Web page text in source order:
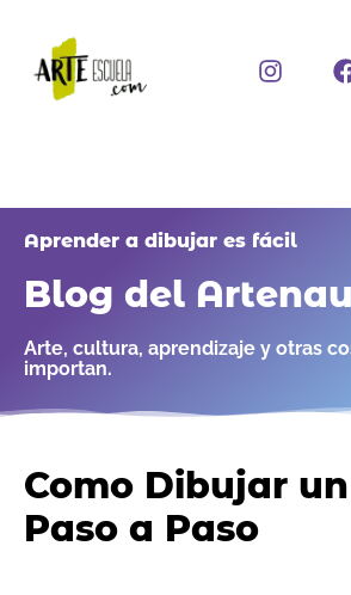
contenido
I
n
r
a
Aprender a dibujar es fácil
Blog del
Arte, cultura, aprendizaje y otras
importan.
Como Dibujar
Paso a Paso